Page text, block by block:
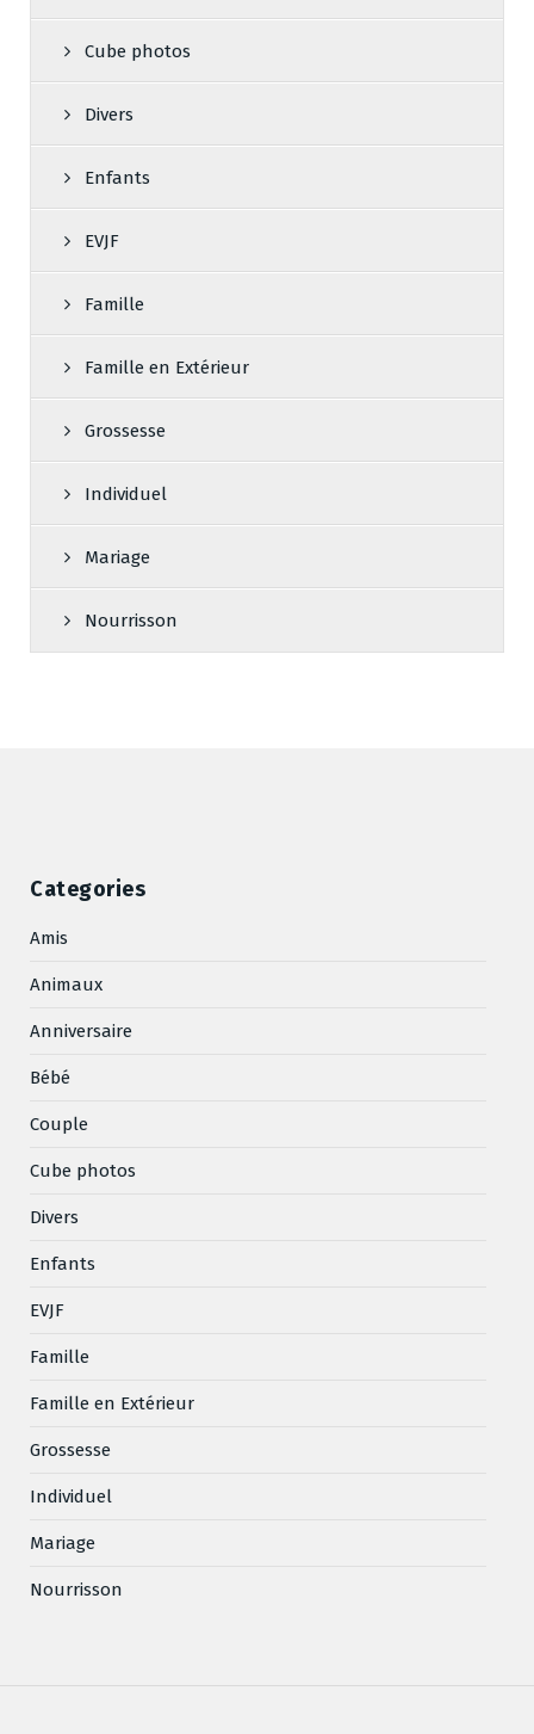
Cube photos
Divers
Enfants
EVJF
Famille
Famille en Extérieur
Grossesse
Individuel
Mariage
Nourrisson
Categories
Amis
Animaux
Anniversaire
Bébé
Couple
Cube photos
Divers
Enfants
EVJF
Famille
Famille en Extérieur
Grossesse
Individuel
Mariage
Nourrisson